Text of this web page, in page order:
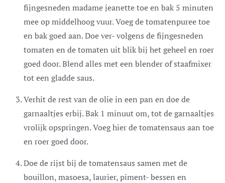
fijngesneden madame jeanette toe en bak 5 minuten
mee op middelhoog vuur. Voeg de tomatenpuree toe
en bak goed aan. Doe ver- volgens de fijngesneden
tomaten en de tomaten uit blik bij het geheel en roer
goed door. Blend alles met een blender of staafmixer
tot een gladde saus.
Verhit de rest van de olie in een pan en doe de
garnaaltjes erbij. Bak 1 minuut om, tot de garnaaltjes
vrolijk opspringen. Voeg hier de tomatensaus aan toe
en roer goed door.
Doe de rijst bij de tomatensaus samen met de
bouillon, masoesa, laurier, piment- bessen en